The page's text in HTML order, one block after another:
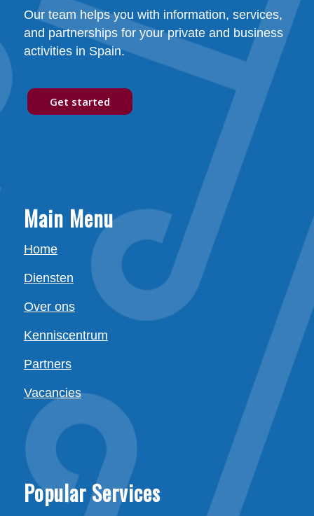
Our team helps you with information, services,
and partnerships for your private and business
activities in Spain.
Get started
Main Menu
Home
Diensten
Over ons
Kenniscentrum
Partners
Vacancies
Popular Services